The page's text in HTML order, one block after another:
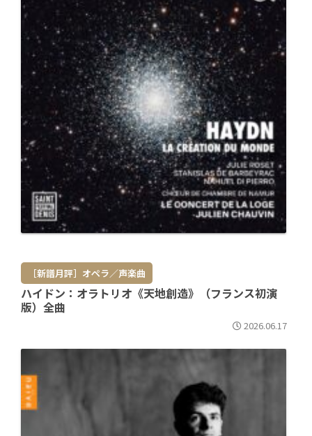
［新譜月評］オペラ／声楽曲
ハイドン：オラトリオ《天地創造》（フランス初演
版）全曲
2026.06.17